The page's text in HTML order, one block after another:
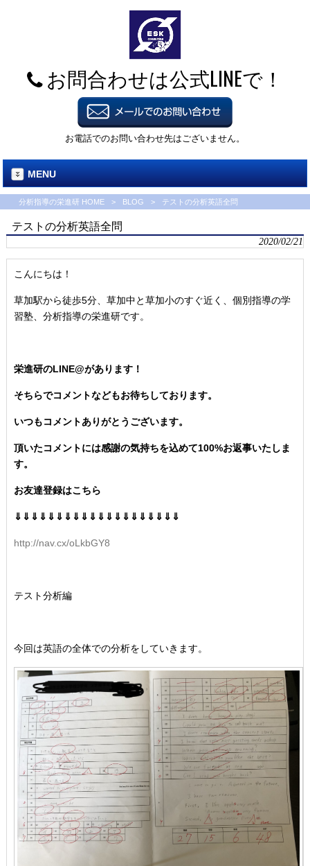
お問合わせは公式LINEで！
お電話でのお問い合わせ先はございません。
MENU
分析指導の栄進研 HOME > BLOG > テストの分析英語全問
テストの分析英語全問
2020/02/21
こんにちは！
草加駅から徒歩5分、草加中と草加小のすぐ近く、個別指導の学
習塾、分析指導の栄進研です。
栄進研のLINE@があります！
そちらでコメントなどもお待ちしております。
いつもコメントありがとうございます。
頂いたコメントには感謝の気持ちを込めて100%お返事いたしま
す。
お友達登録はこちら
⇓⇓⇓⇓⇓⇓⇓⇓⇓⇓⇓⇓⇓⇓⇓⇓⇓⇓⇓⇓
http://nav.cx/oLkbGY8
テスト分析編
今回は英語の全体での分析をしていきます。